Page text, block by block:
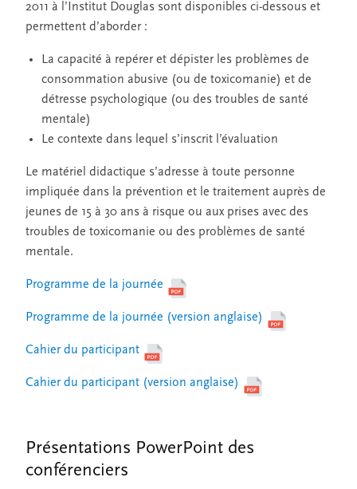
2011 à l’Institut Douglas sont disponibles ci-dessous et
permettent d’aborder :
La capacité à repérer et dépister les problèmes de
consommation abusive (ou de toxicomanie) et de
détresse psychologique (ou des troubles de santé
mentale)
Le contexte dans lequel s’inscrit l’évaluation
Le matériel didactique s’adresse à toute personne
impliquée dans la prévention et le traitement auprès de
jeunes de 15 à 30 ans à risque ou aux prises avec des
troubles de toxicomanie ou des problèmes de santé
mentale.
Programme de la journée
Programme de la journée (version anglaise)
Cahier du participant
Cahier du participant (version anglaise)
Présentations PowerPoint des
conférenciers